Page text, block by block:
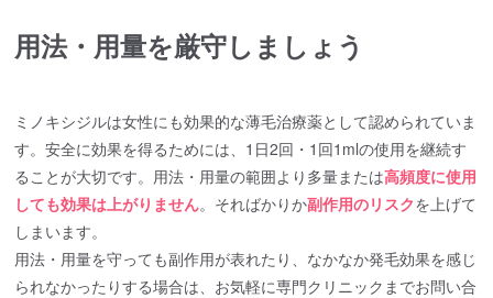
用法・用量を厳守しましょう
ミノキシジルは女性にも効果的な薄毛治療薬として認められていま
す。安全に効果を得るためには、1日2回・1回1mlの使用を継続す
ることが大切です。用法・用量の範囲より多量または高頻度に使用
しても効果は上がりません。そればかりか副作用のリスクを上げて
しまいます。
用法・用量を守っても副作用が表れたり、なかなか発毛効果を感じ
られなかったりする場合は、お気軽に専門クリニックまでお問い合